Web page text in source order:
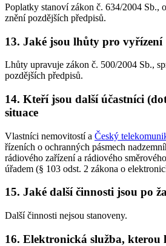
Poplatky stanoví zákon č. 634/2004 Sb.,
znění pozdějších předpisů.
13. Jaké jsou lhůty pro vyřízení
Lhůty upravuje zákon č. 500/2004 Sb.,
pozdějších předpisů.
14. Kteří jsou další účastníci
situace
Vlastníci nemovitostí a Český
řízeních o ochranných pásmech
rádiového zařízení a rádiového
úřadem (§ 103 odst. 2 zákona o
15. Jaké další činnosti jsou po
Další činnosti nejsou stanoveny.
16. Elektronická služba, kterou